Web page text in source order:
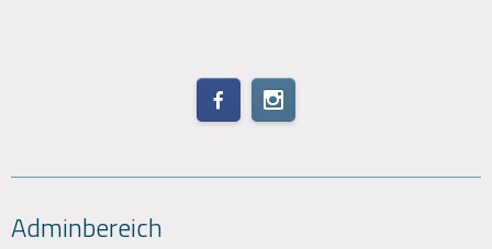
Adminbereich